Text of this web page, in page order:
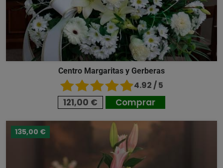
Centro Margaritas y Gerberas
4.92 / 5
121,00 € Comprar
135,00 €